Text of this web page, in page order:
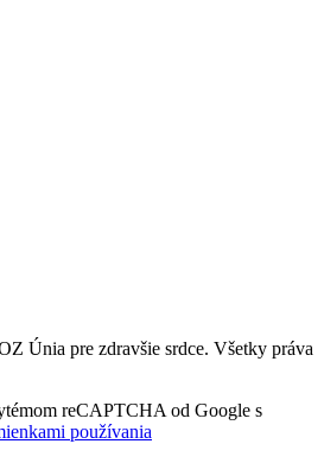
Únia pre zdravšie srdce. Všetky práva
reCAPTCHA od Google s
používania